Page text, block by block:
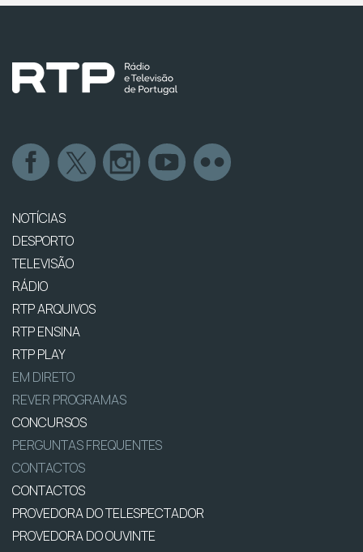
NOTÍCIAS
DESPORTO
TELEVISÃO
RÁDIO
RTP ARQUIVOS
RTP ENSINA
RTP PLAY
EM DIRETO
REVER PROGRAMAS
CONCURSOS
PERGUNTAS FREQUENTES
CONTACTOS
CONTACTOS
PROVEDORA DO TELESPECTADOR
PROVEDORA DO OUVINTE